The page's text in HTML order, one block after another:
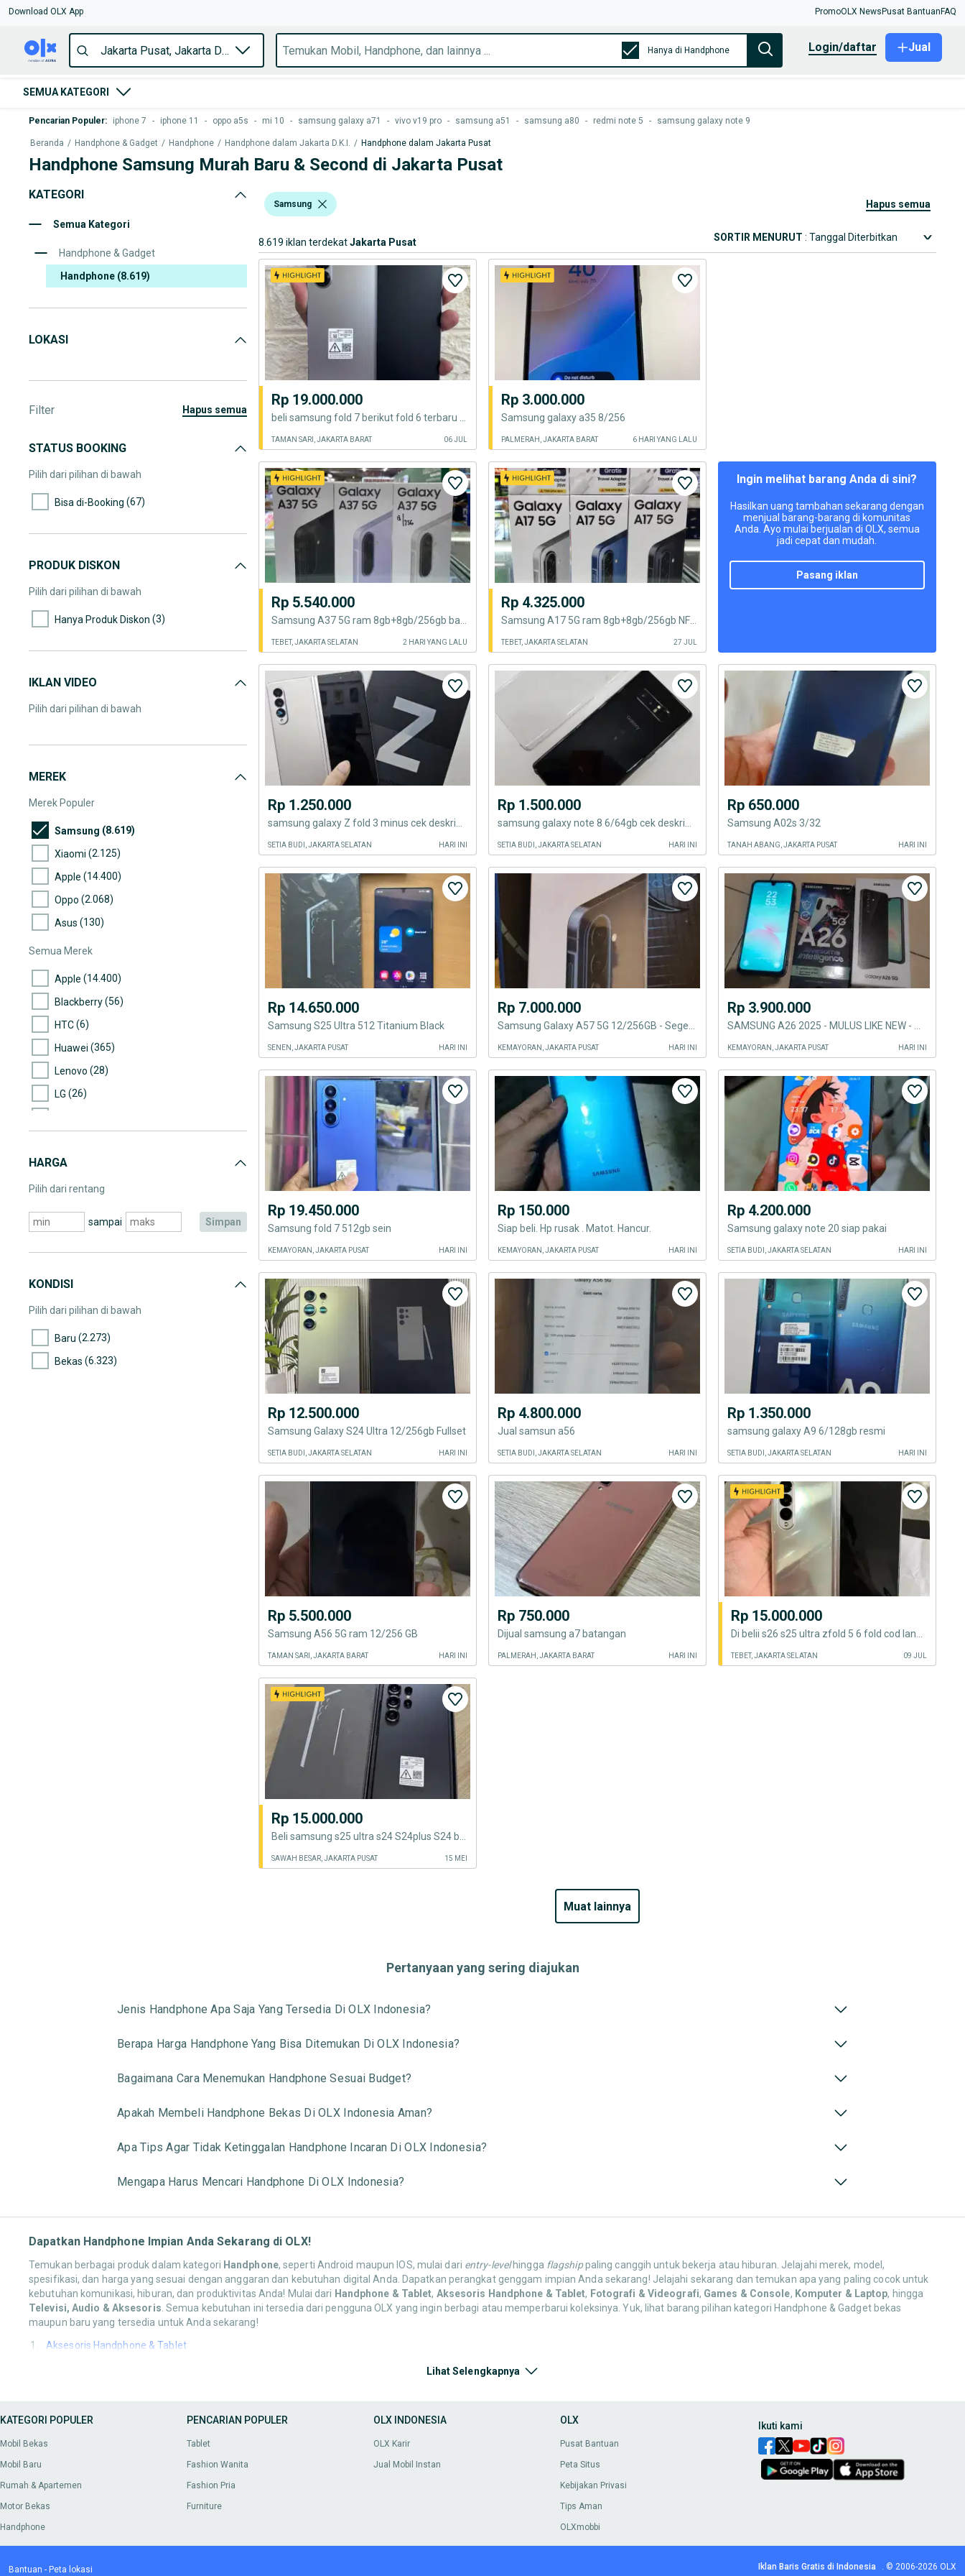
Download OLX App PromoOLX News Pusat Bantuan FAQ
Hanya di Handphone login/daftar Jual
SEMUA KATEGORI
Pencarian Populer: iphone 7 - iphone 11 - oppo a5s - mi 10 - samsung galaxy a71 - vivo v19 pro - samsung a51 - samsung a80 - redmi note 5 - samsung galaxy note 9
Beranda / Handphone & Gadget / Handphone / Handphone dalam Jakarta D.K.I. / Handphone dalam Jakarta Pusat
Handphone Samsung Murah Baru & Second di Jakarta Pusat
KATEGORI
Semua Kategori
Handphone & Gadget
Handphone (8.619)
LOKASI
Filter hapus semua
STATUS BOOKING
Pilih dari pilihan di bawah
Bisa di-Booking (67)
PRODUK DISKON
Pilih dari pilihan di bawah
Hanya Produk Diskon (3)
IKLAN VIDEO
Pilih dari pilihan di bawah
MEREK
Merek Populer
Samsung (8.619)
Xiaomi (2.125)
Apple (14.400)
Oppo (2.068)
Asus (130)
Semua Merek
Apple (14.400)
Blackberry(56)
HTC(6)
Huawei (365)
Lenovo (28)
LG (26)
Nokia
Samsung (8.619)
Asus(130)
Cross(2)
IMO
Xiaomi (2.125)
Evercoss (11)
HARGA
Pilih dari rentang
sampai simpan
KONDISI
Pilih dari pilihan di bawah
Baru (2.273)
Bekas (6.323)
Samsung hapus semua
8.619 iklan terdekatJakarta Pusat SORTIR MENURUT : Tanggal Diterbitkan
Rp 19.000.000
TAMAN SARI, JAKARTA BARAT 06 JUL
Rp 3.000.000
Samsung galaxy a35 8/256
PALMERAH, JAKARTA BARAT 6 HARI YANG LALU
Rp 5.540.000
TEBET, JAKARTA SELATAN 2 HARI YANG LALU
Rp 4.325.000
Samsung A17 5G ram 8gb+8gb/256gb NFC baru garansi resmi samsung SEIN
TEBET, JAKARTA SELATAN 27 JUL
Ingin melihat barang Anda di sini?
Hasilkan uang tambahan sekarang dengan
menjual barang-barang di komunitas
Anda. Ayo mulai berjualan di OLX, semua
jadi cepat dan mudah.
pasang iklan
Rp 1.250.000
SETIA BUDI, JAKARTA SELATAN HARI INI
Rp 1.500.000
SETIA BUDI, JAKARTA SELATAN HARI INI
Rp 650.000
Samsung A02s 3/32
TANAH ABANG, JAKARTA PUSAT HARI INI
Rp 14.650.000
Samsung S25 Ultra 512 Titanium Black
SENEN, JAKARTA PUSAT HARI INI
Rp 7.000.000
KEMAYORAN, JAKARTA PUSAT HARI INI
Rp 3.900.000
KEMAYORAN, JAKARTA PUSAT HARI INI
Rp 19.450.000
Samsung fold 7 512gb sein
KEMAYORAN, JAKARTA PUSAT HARI INI
Rp 150.000
Siap beli. Hp rusak . Matot. Hancur.
KEMAYORAN, JAKARTA PUSAT HARI INI
Rp 4.200.000
Samsung galaxy note 20 siap pakai
SETIA BUDI, JAKARTA SELATAN HARI INI
Rp 12.500.000
Samsung Galaxy S24 Ultra 12/256gb Fullset
SETIA BUDI, JAKARTA SELATAN HARI INI
Rp 4.800.000
Jual samsun a56
SETIA BUDI, JAKARTA SELATAN HARI INI
Rp 1.350.000
samsung galaxy A9 6/128gb resmi
SETIA BUDI, JAKARTA SELATAN HARI INI
Rp 5.500.000
Samsung A56 5G ram 12/256 GB
TAMAN SARI, JAKARTA BARAT HARI INI
Rp 750.000
Dijual samsung a7 batangan
PALMERAH, JAKARTA BARAT HARI INI
Rp 15.000.000
TEBET, JAKARTA SELATAN 09 JUL
Rp 15.000.000
SAWAH BESAR, JAKARTA PUSAT 15 MEI
muat lainnya
Pertanyaan yang sering diajukan
Jenis Handphone Apa Saja Yang Tersedia Di OLX Indonesia?
Berapa Harga Handphone Yang Bisa Ditemukan Di OLX Indonesia?
Bagaimana Cara Menemukan Handphone Sesuai Budget?
Apakah Membeli Handphone Bekas Di OLX Indonesia Aman?
Apa Tips Agar Tidak Ketinggalan Handphone Incaran Di OLX Indonesia?
Mengapa Harus Mencari Handphone Di OLX Indonesia?
Dapatkan Handphone Impian Anda Sekarang di OLX!
Temukan berbagai produk dalam kategori Handphone, seperti Android maupun IOS, mulai dari entry-levelhingga flagshippaling canggih untuk bekerja atau hiburan. Jelajahi merek, model,
spesifikasi, dan harga yang sesuai dengan anggaran dan kebutuhan digital Anda. Dapatkan perangkat genggam impian Anda sekarang! Jelajahi sekarang dan temukan apa yang paling cocok untuk
kebutuhan komunikasi, hiburan, dan produktivitas Anda! Mulai dari Handphone & Tablet, Aksesoris Handphone & Tablet, Fotografi & Videografi, Games & Console, Komputer & Laptop, hingga
Televisi, Audio & Aksesoris . Semua kebutuhan ini tersedia dari pengguna OLX yang ingin berbagi atau memperbarui koleksinya. Yuk, lihat barang pilihan kategori Handphone & Gadget bekas
maupun baru yang tersedia untuk Anda sekarang!
Aksesoris Handphone & Tablet
Aksesoris Handphone & Tablet, mulai daricasepelindung,
Anda dengan berbagai pilihan menarik di OLX. Jelajahi sekarang dan temukan apa yang paling cocok untuk kebutuhan komunikasi, hiburan, dan produktivitas Anda!
, hingga perlengkapanlighting. Dapatkan koleksi alat yang
mendukung hobi atau profesionalisme Anda dalam mengabadikan momen.
Games & Console
dan sesuai dengan kesukaan Anda lewat OLX.
Komputer & Laptop
Lihat Selengkapnya
KATEGORI POPULER
Mobil Bekas
Mobil Baru
Rumah & Apartemen
Motor Bekas
Handphone
PENCARIAN POPULER
Tablet
Fashion Wanita
Fashion Pria
Furniture
OLX INDONESIA
OLX Karir
Jual Mobil Instan
OLX
Pusat Bantuan
Peta Situs
Kebijakan Privasi
Tips Aman
OLXmobbi
Ikuti kami
Iklan Baris Gratis di Indonesia . © 2006-2026 OLX
Bantuan - Peta lokasi